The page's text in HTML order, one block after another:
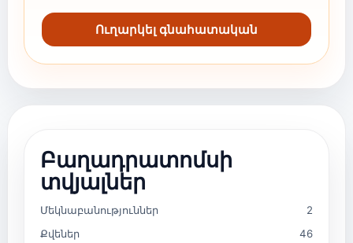
Ուղարկել գնահատական
Բաղադրատոմսի
տվյալներ
Մեկնաբանություններ
2
Քվեներ
46